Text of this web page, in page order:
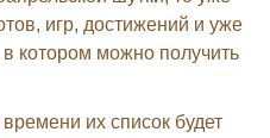
игр, достижений и уже
котором можно получить
их список будет